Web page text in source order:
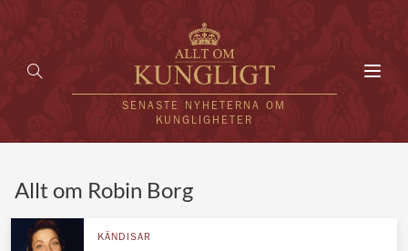
SENASTE NYHETERNA OM
KUNGLIGHETER
Allt om Robin Borg
KÄNDISAR